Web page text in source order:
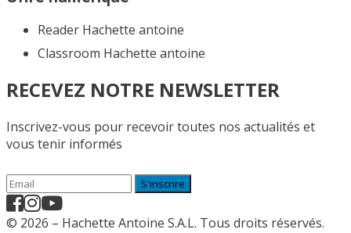
Reader Hachette antoine
Classroom Hachette antoine
RECEVEZ NOTRE NEWSLETTER
Inscrivez-vous pour recevoir toutes nos actualités et
vous tenir informés
S'inscrire
© 2026 – Hachette Antoine S.A.L. Tous droits réservés.